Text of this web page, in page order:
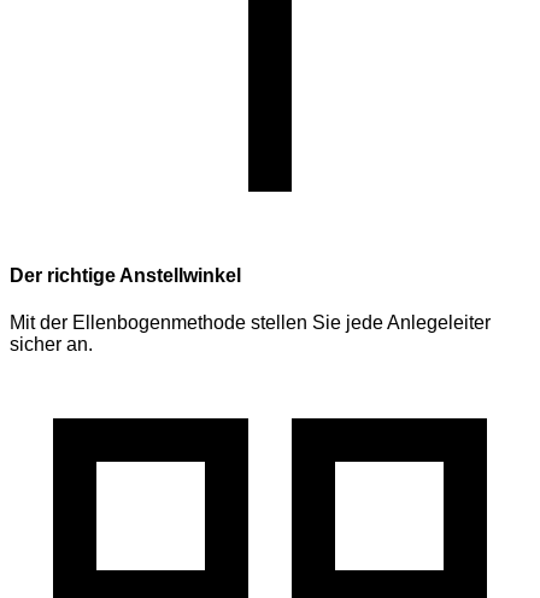
Der richtige Anstellwinkel
Mit der Ellenbogenmethode stellen Sie jede Anlegeleiter
sicher an.